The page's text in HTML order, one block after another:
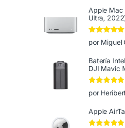
Apple Mac
Ultra,
Valorado en
de 5
por Miguel
Batería
DJI Mavic
Valorado en
5
de 5
por
Apple